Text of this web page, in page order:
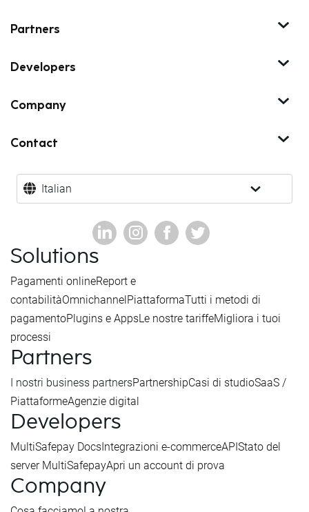
Partners
Developers
Company
Contact
Italian
Solutions
Pagamenti onlineReport e
contabilitàOmnichannelPiattaformaTutti i metodi di
pagamentoPlugins e AppsLe nostre tariffeMigliora i tuoi
processi
Partners
I nostri business partnersPartnershipCasi di studioSaaS /
PiattaformeAgenzie digital
Developers
MultiSafepay DocsIntegrazioni e-commerceAPIStato del
server MultiSafepayApri un account di prova
Company